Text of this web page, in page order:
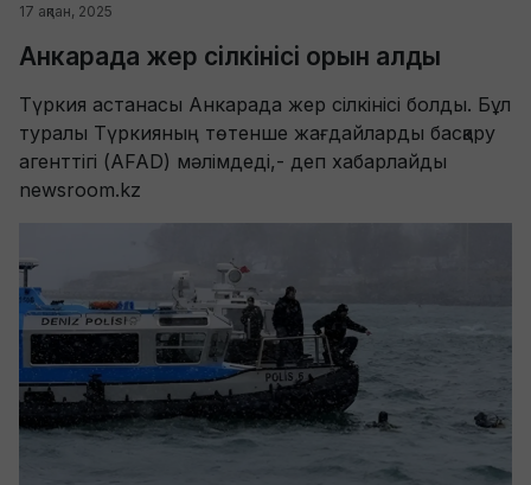
17 ақпан, 2025
Анкарада жер сілкінісі орын алды
Түркия астанасы Анкарада жер сілкінісі болды. Бұл
туралы Түркияның төтенше жағдайларды басқару
агенттігі (AFAD) мәлімдеді,- деп хабарлайды
newsroom.kz